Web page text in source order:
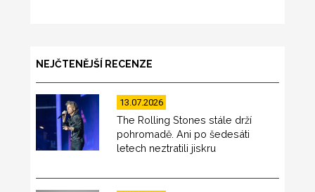
NEJČTENĚJŠÍ RECENZE
13.07.2026
The Rolling Stones stále drží
pohromadě. Ani po šedesáti
letech neztratili jiskru